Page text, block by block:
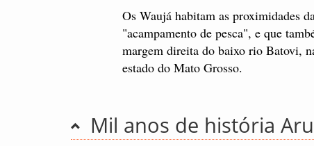
Os Waujá habitam as proximidades
"acampamento de pesca", e que
margem direita do baixo rio Batovi,
estado do Mato Grosso.
Mil anos de história